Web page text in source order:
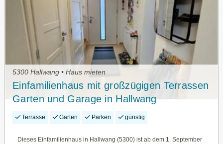
5300 Hallwang • Haus mieten
Einfamilienhaus mit großzügigen Terrassen
Garten und Garage in Hallwang
Terrasse Garten Parken günstig
Dieses Einfamilienhaus in Hallwang (5300) ist ab dem 1. September